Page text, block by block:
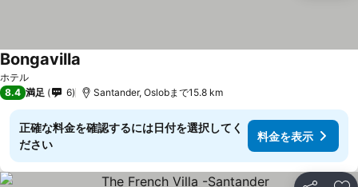
ホテル
Bongavilla
8.4 満足 6 Santander, Oslobまで15.8 km
正確な料金を確認するには日付を選択してく
ださい
料金を表示